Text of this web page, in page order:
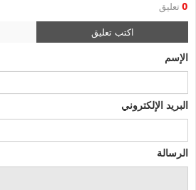
0 تعليق
اكتب تعليق
الإسم
البريد الإلكتروني
الرسالة